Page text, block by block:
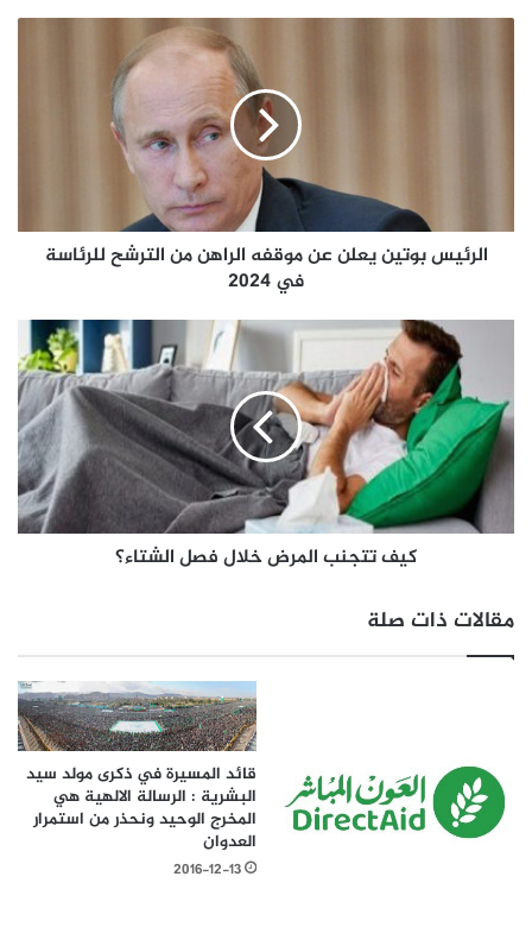
الرئيس بوتين يعلن عن موقفه الراهن من الترشح للرئاسة
في 2024
كيف تتجنب المرض خلال فصل الشتاء؟
مقالات ذات صلة
قائد المسيرة في ذكرى مولد سيد
البشرية : الرسالة الالهية هي
المخرج الوحيد ونحذر من استمرار
العدوان
2016-12-13